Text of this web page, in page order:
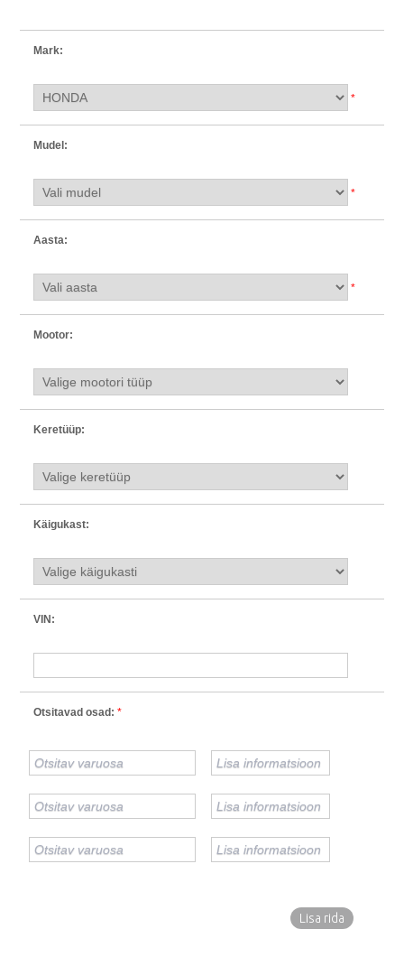
Mark:
*
Mudel:
*
Aasta:
*
Mootor:
Keretüüp:
Käigukast:
VIN:
Otsitavad osad: *
Lisa rida